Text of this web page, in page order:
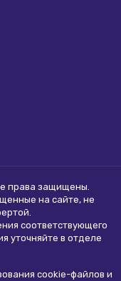
права защищены.
на сайте, не
.
соответствующего
уточняйте в отделе
сookie-файлов и